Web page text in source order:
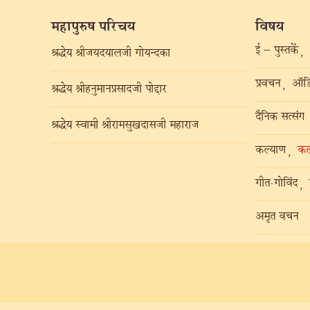
महापुरुष परिचय
श्रद्धेय श्रीजयदयालजी गोयन्दका
श्रद्धेय श्रीहनुमानप्रसादजी पोद्दार
श्रद्धेय स्वामी श्रीरामसुखदासजी महाराज
विषय
ई – पुस्तकें ,
प्रवचन ,
दैनिक सत्संग
कल्याण ,
गीत-गोविंद ,
अमृत वचन